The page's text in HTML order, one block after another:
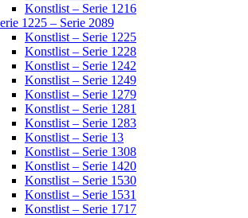
Konstlist – Serie 1216
1225 – Serie 2089
Konstlist – Serie 1225
Konstlist – Serie 1228
Konstlist – Serie 1242
Konstlist – Serie 1249
Konstlist – Serie 1279
Konstlist – Serie 1281
Konstlist – Serie 1283
Konstlist – Serie 13
Konstlist – Serie 1308
Konstlist – Serie 1420
Konstlist – Serie 1530
Konstlist – Serie 1531
Konstlist – Serie 1717